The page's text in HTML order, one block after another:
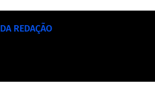
DA REDAÇÃO